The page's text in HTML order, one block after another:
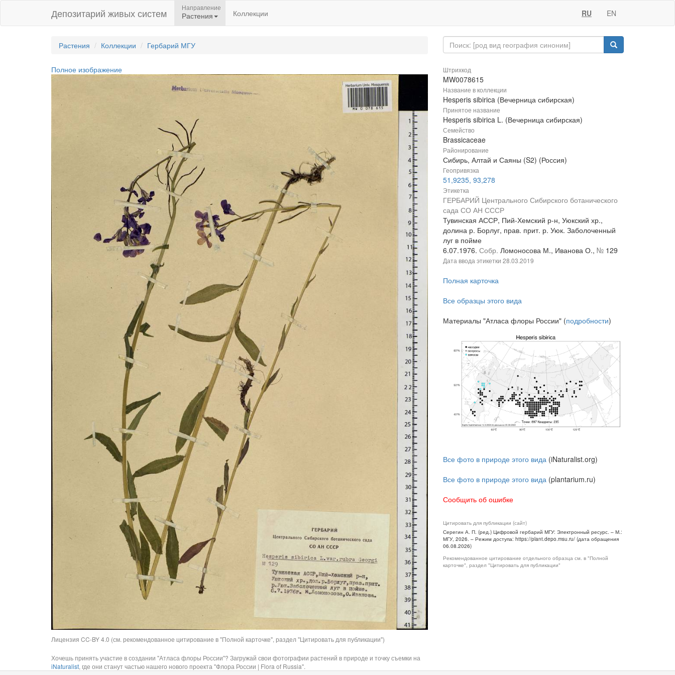
Депозитарий живых систем Направление
Растения Коллекции RU EN
Растения Коллекции Гербарий МГУ
Полное изображение
Лицензия CC-BY 4.0 (см. рекомендованное цитирование в "Полной карточке", раздел "Цитировать для публикации")
Хочешь принять участие в создании "Атласа флоры России"? Загружай свои фотографии растений в природе и точку съемки на
iNaturalist, где они станут частью нашего нового проекта "Флора России | Flora of Russia".
Штрихкод
MW0078615
Название в коллекции
Hesperis sibirica (Вечерница сибирская)
Принятое название
Hesperis sibirica L. (Вечерница сибирская)
Семейство
Brassicaceae
Районирование
Сибирь, Алтай и Саяны (S2) (Россия)
Геопривязка
51,9235, 93,278
Этикетка
ГЕРБАРИЙ Центрального Сибирского ботанического
сада СО АН СССР
Тувинская АССР, Пий-Хемский р-н, Уюкский хр.,
долина р. Борлуг, прав. прит. р. Уюк. Заболоченный
луг в пойме
6.07.1976. Собр. Ломоносова М., Иванова О., № 129
Дата ввода этикетки 28.03.2019
Полная карточка
Все образцы этого вида
Материалы "Атласа флоры России" (подробности)
Все фото в природе этого вида (iNaturalist.org)
Все фото в природе этого вида (plantarium.ru)
Сообщить об ошибке
Цитировать для публикации (сайт)
Серегин А. П. (ред.) Цифровой гербарий МГУ: Электронный ресурс. – М.:
МГУ, 2026. – Режим доступа: https://plant.depo.msu.ru/ (дата обращения
06.08.2026)
Рекомендованное цитирование отдельного образца см. в "Полной
карточке", раздел "Цитировать для публикации"